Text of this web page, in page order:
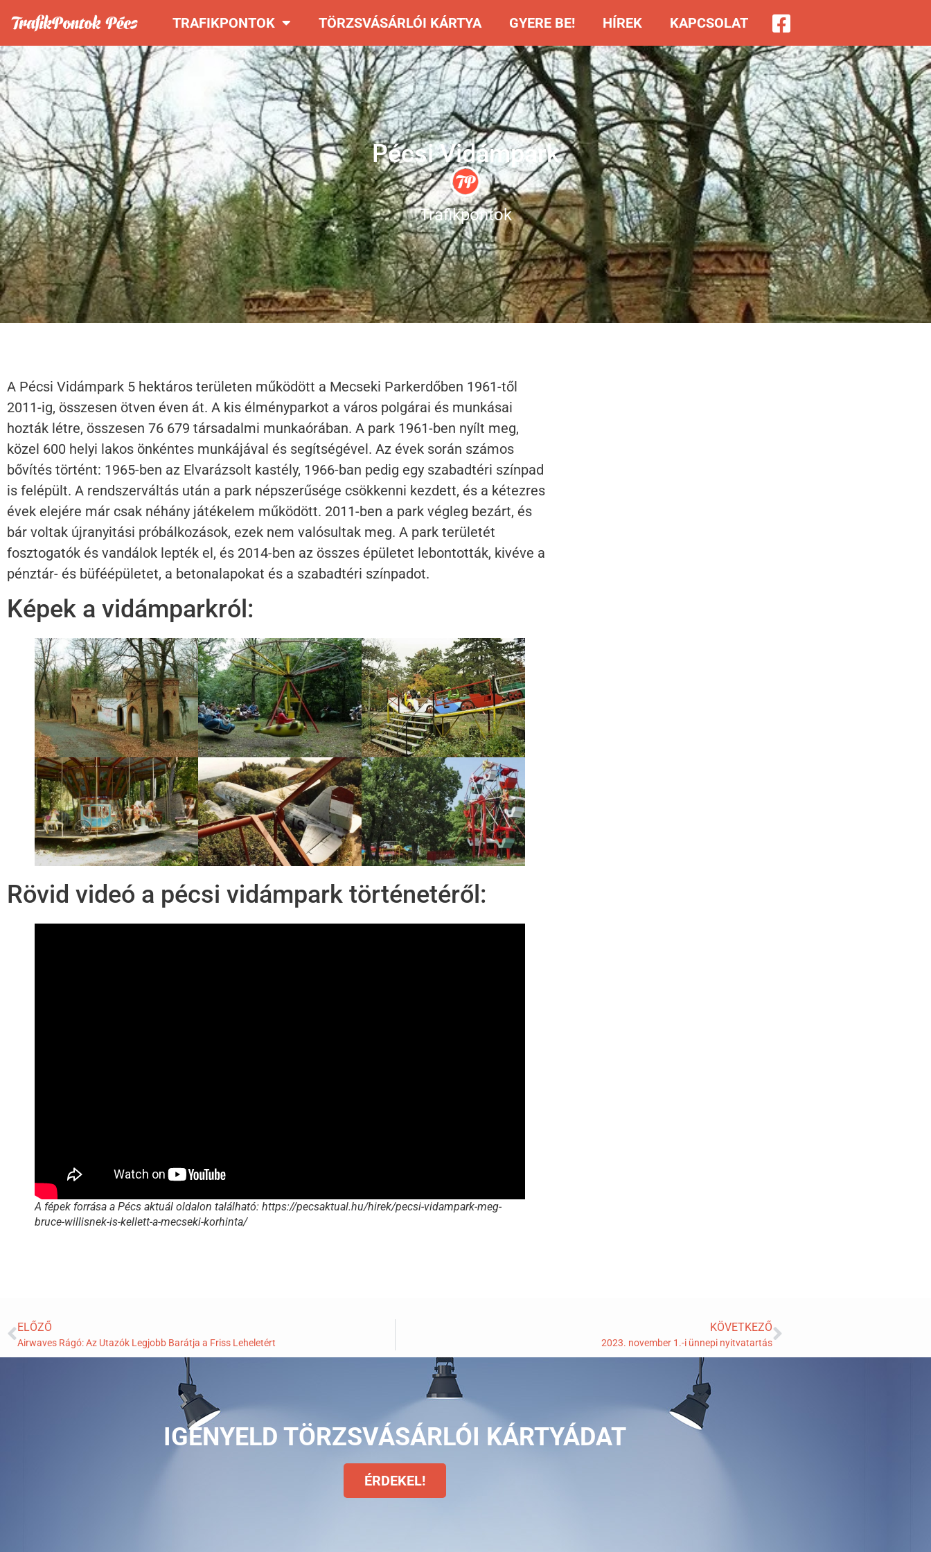
TRAFIKPONTOK TÖRZSVÁSÁRLÓI KÁRTYA GYERE BE! HÍREK KAPCSOLAT
Pécsi Vidámpark
Trafikpontok
A Pécsi Vidámpark 5 hektáros területen működött a Mecseki Parkerdőben 1961-től
2011-ig, összesen ötven éven át. A kis élményparkot a város polgárai és munkásai
hozták létre, összesen 76 679 társadalmi munkaórában. A park 1961-ben nyílt meg,
közel 600 helyi lakos önkéntes munkájával és segítségével. Az évek során számos
bővítés történt: 1965-ben az Elvarázsolt kastély, 1966-ban pedig egy szabadtéri színpad
is felépült. A rendszerváltás után a park népszerűsége csökkenni kezdett, és a kétezres
évek elejére már csak néhány játékelem működött. 2011-ben a park végleg bezárt, és
bár voltak újranyitási próbálkozások, ezek nem valósultak meg. A park területét
fosztogatók és vandálok lepték el, és 2014-ben az összes épületet lebontották, kivéve a
pénztár- és büféépületet, a betonalapokat és a szabadtéri színpadot.
Képek a vidámparkról:
Rövid videó a pécsi vidámpark történetéről:
A fépek forrása a Pécs aktuál oldalon található: https://pecsaktual.hu/hirek/pecsi-vidampark-meg-
bruce-willisnek-is-kellett-a-mecseki-korhinta/
ELŐZŐ
Airwaves Rágó: Az Utazók Legjobb Barátja a Friss Leheletért
KÖVETKEZŐ
2023. november 1.-i ünnepi nyitvatartás
IGÉNYELD TÖRZSVÁSÁRLÓI KÁRTYÁDAT
ÉRDEKEL!